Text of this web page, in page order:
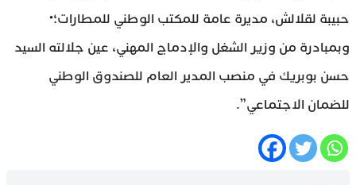
حبيبة لقلالش، مديرة عامة للمكتب الوطني للمطارات؛•
وبمبادرة من وزير الشغل والإدماج المهني، عين جلالته السيد
حسن بوبريك في منصب المدير العام للصندوق الوطني
للضمان الاجتماعي”.